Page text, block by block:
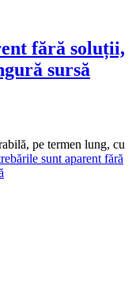
fără soluții,
sursă
pe termen lung, cu
sunt aparent fără